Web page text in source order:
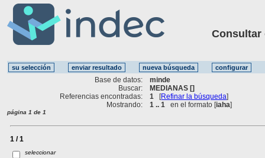
Consultar
Base de datos:
minde
Buscar:
MEDIANAS []
Referencias encontradas:
1 [Refinar la búsqueda]
Mostrando:
1 .. 1 en el formato [iaha]
página 1 de 1
1 / 1
seleccionar